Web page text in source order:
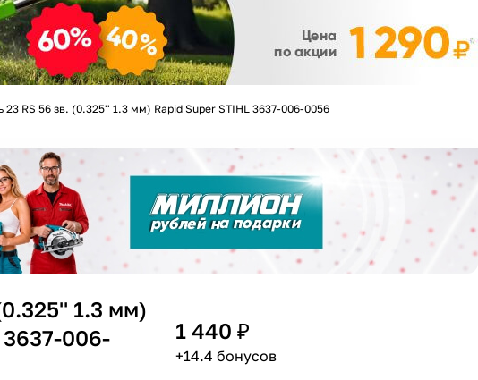
23 RS 56 зв. (0.325'' 1.3 мм) Rapid Super STIHL 3637-006-0056
1.3 мм)
3637-006-
1 440 ₽
+14.4 бонусов